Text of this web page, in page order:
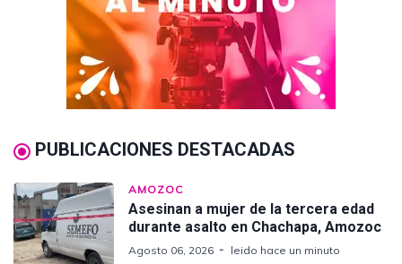
PUBLICACIONES DESTACADAS
AMOZOC
Asesinan a mujer de la tercera edad
durante asalto en Chachapa, Amozoc
Agosto 06, 2026 leido hace un minuto